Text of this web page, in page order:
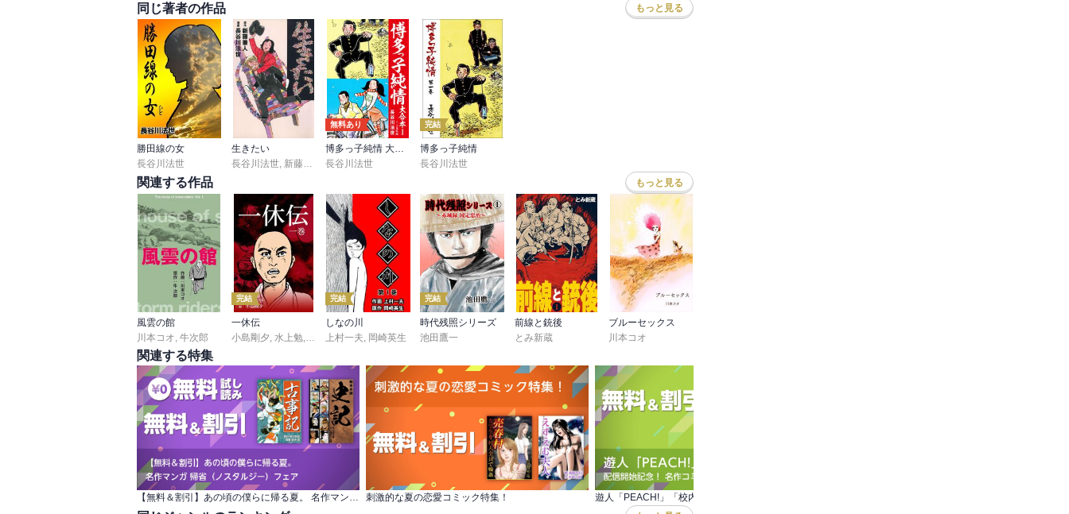
同じ著者の作品 もっと見る
勝田線の女
長谷川法世
生きたい
長谷川法世, 新藤兼人
無料あり
長谷川法世
完結
博多っ子純情
長谷川法世
関連する作品 もっと見る
風雲の館
川本コオ, 牛次郎
完結
一休伝
小島剛夕, 水上勉, 佐々木守
完結
しなの川
上村一夫, 岡崎英生
完結
時代残照シリーズ
池田鷹一
前線と銃後
とみ新蔵
ブルーセックス
川本コオ
関連する特集
【無料＆割引】あの頃の僕らに帰る夏。 名作マンガ 帰省（ノスタルジー）フェア 刺激的な夏の恋愛コミック特集！